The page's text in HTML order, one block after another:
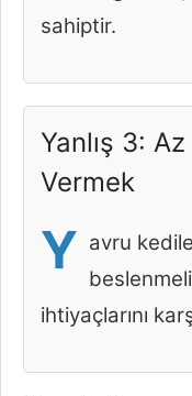
sahiptir.
Yanlış 3:
Vermek
Y avru
ihtiyaçlarını